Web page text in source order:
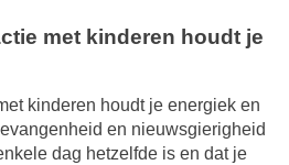
met kinderen houdt je
kinderen houdt je energiek en
en nieuwsgierigheid
dag hetzelfde is en dat je